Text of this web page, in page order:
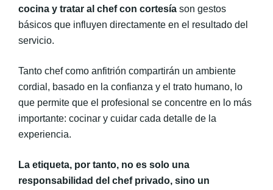
cocina y tratar al chef con cortesía son gestos
básicos que influyen directamente en el resultado del
servicio.
Tanto chef como anfitrión compartirán un ambiente
cordial, basado en la confianza y el trato humano, lo
que permite que el profesional se concentre en lo más
importante: cocinar y cuidar cada detalle de la
experiencia.
La etiqueta, por tanto, no es solo una
responsabilidad del chef privado, sino un